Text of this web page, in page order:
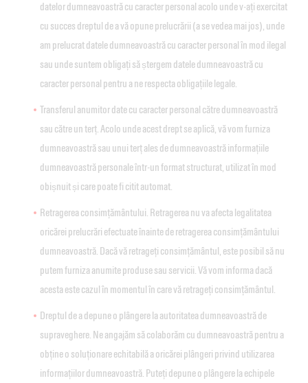
datelor dumneavoastră cu caracter personal acolo unde v-ați exercitat
cu succes dreptul de a vă opune prelucrării (a se vedea mai jos), unde
am prelucrat datele dumneavoastră cu caracter personal în mod ilegal
sau unde suntem obligați să ștergem datele dumneavoastră cu
caracter personal pentru a ne respecta obligațiile legale.
Transferul anumitor date cu caracter personal către dumneavoastră
sau către un terț. Acolo unde acest drept se aplică, vă vom furniza
dumneavoastră sau unui terț ales de dumneavoastră informațiile
dumneavoastră personale într-un format structurat, utilizat în mod
obișnuit și care poate fi citit automat.
Retragerea consimțământului. Retragerea nu va afecta legalitatea
oricărei prelucrări efectuate înainte de retragerea consimțământului
dumneavoastră. Dacă vă retrageți consimțământul, este posibil să nu
putem furniza anumite produse sau servicii. Vă vom informa dacă
acesta este cazul în momentul în care vă retrageți consimțământul.
Dreptul de a depune o plângere la autoritatea dumneavoastră de
supraveghere. Ne angajăm să colaborăm cu dumneavoastră pentru a
obține o soluționare echitabilă a oricărei plângeri privind utilizarea
informațiilor dumneavoastră. Puteți depune o plângere la echipele